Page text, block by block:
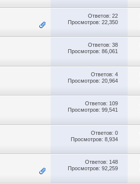
Ответов: 22
Просмотров: 22,350
Ответов: 38
Просмотров: 86,061
Ответов: 4
Просмотров: 20,964
Ответов: 109
Просмотров: 99,541
Ответов: 0
Просмотров: 8,934
Ответов: 148
Просмотров: 92,259